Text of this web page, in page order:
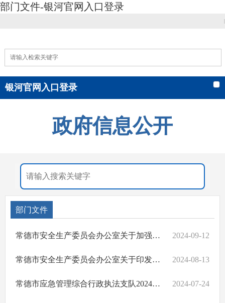
部门文件-银河官网入口登录
|
银河官网入口登录
政府信息公开
部门文件
常德市安全生产委员会办公室关于加强中秋国庆假期安全防范工作的通知 2024-09-12
常德市安全生产委员会办公室关于印发《常德市“厂中厂”安全整治工作实施方案》的通知 2024-08-13
常德市应急管理综合行政执法支队2024年度“双随机、一公开”抽查检查工作方案 2024-07-24